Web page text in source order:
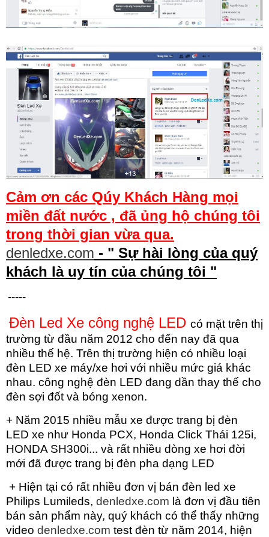
Cảm ơn các Qúy Khách Hàng mọi
miền đất nước , đã ủng hộ chúng tôi
trong thời gian vừa qua.
denledxe.com - " Sự hài lòng của quý
khách là uy tín của chúng tôi "
-----
Đèn Led Xe công nghệ LED có mặt trên thị
trường từ đầu năm 2012 cho đến nay đã qua
nhiều thế hệ. Trên thị trường hiện có nhiều loại
đèn LED xe máy/xe hơi với nhiều mức giá khác
nhau. công nghệ đèn LED đang dần thay thế cho
đèn sợi đốt và bóng xenon.
+ Năm 2015 nhiều mẫu xe được trang bị đèn
LED xe như Honda PCX, Honda Click Thái 125i,
HONDA SH300i... và rất nhiều dòng xe hơi đời
mới đã được trang bị đèn pha dạng LED
+ Hiện tại có rất nhiều đơn vị bán đèn led xe
Philips Lumileds, denledxe.com là đơn vị đầu tiên
bán sản phẩm này, quý khách có thể thấy những
video denledxe.com test đèn từ năm 2014, hiện